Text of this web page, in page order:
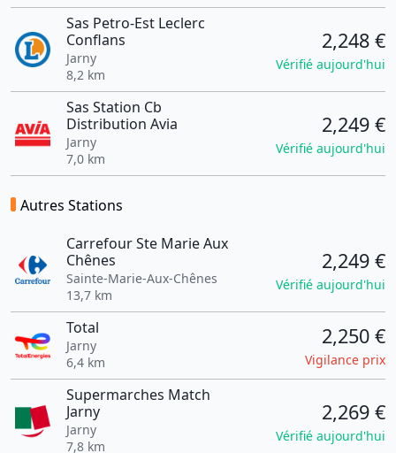
Sas Petro-Est Leclerc
Conflans
Jarny
8,2 km
2,248 €
Vérifié aujourd'hui
Sas Station Cb
Distribution Avia
Jarny
7,0 km
2,249 €
Vérifié aujourd'hui
Autres Stations
Carrefour Ste Marie Aux
Chênes
Sainte-Marie-Aux-Chênes
13,7 km
2,249 €
Vérifié aujourd'hui
Total
Jarny
6,4 km
2,250 €
Vigilance prix
Supermarches Match
Jarny
Jarny
7,8 km
2,269 €
Vérifié aujourd'hui